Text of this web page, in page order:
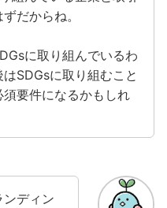
だからね。
に取り組んでいるわ
SDGsに取り組むこと
要件になるかもしれ
ディン